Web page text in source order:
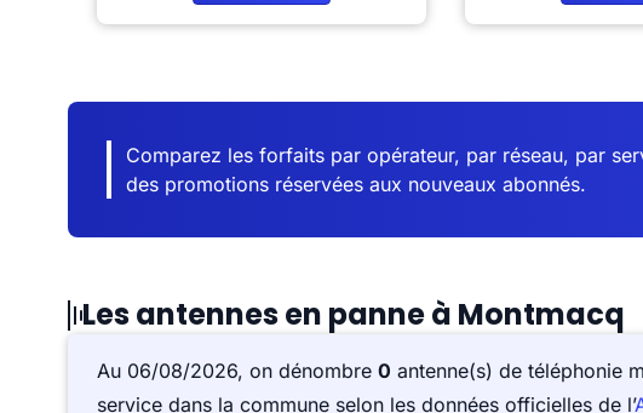
Comparez les forfaits par opérateur, par réseau, par
des promotions réservées aux nouveaux abonnés.
Les antennes en panne à Montmacq
Au 06/08/2026, on dénombre 0 antenne(s) de téléphonie
service dans la commune selon les données officielles de l’